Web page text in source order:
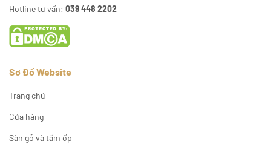
Hotline tư vấn: 039 448 2202
Sơ Đồ Website
Trang chủ
Cửa hàng
Sàn gỗ và tấm ốp